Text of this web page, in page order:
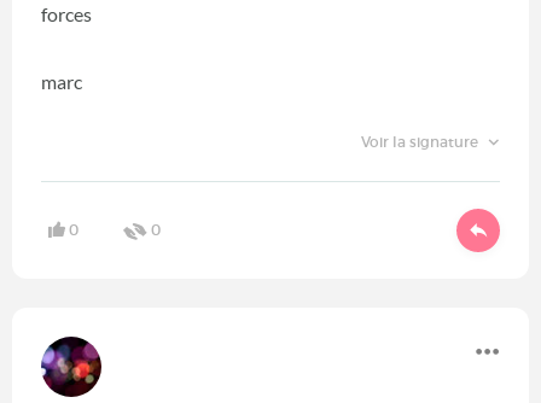
forces
marc
Voir la signature
0 0